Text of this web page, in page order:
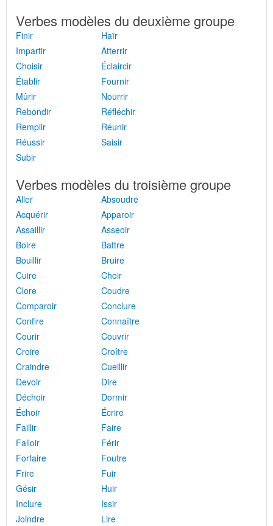
Verbes modèles du deuxième groupe
Finir
Haïr
Impartir
Atterrir
Choisir
Éclaircir
Établir
Fournir
Mûrir
Nourrir
Rebondir
Réfléchir
Remplir
Réunir
Réussir
Saisir
Subir
Verbes modèles du troisième groupe
Aller
Absoudre
Acquérir
Apparoir
Assaillir
Asseoir
Boire
Battre
Bouillir
Bruire
Cuire
Choir
Clore
Coudre
Comparoir
Conclure
Confire
Connaître
Courir
Couvrir
Croire
Croître
Craindre
Cueillir
Devoir
Dire
Déchoir
Dormir
Échoir
Écrire
Faillir
Faire
Falloir
Férir
Forfaire
Foutre
Frire
Fuir
Gésir
Huir
Inclure
Issir
Joindre
Lire